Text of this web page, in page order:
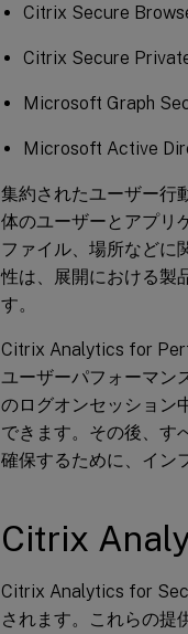
Citrix Secure
Citrix Secure
Microsoft Graph
Microsoft Active
集約されたユーザー行
体のユーザーとアプリ
ファイル、場所などに
性は、展開における製
す。
Citrix Analytics for
ユーザーパフォーマン
のログオンセッション
できます。その後、す
確保するために、イン
Citrix
Citrix Analytics for
されます。これらの提